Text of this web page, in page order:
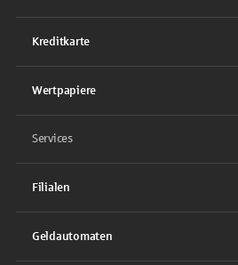
Kreditkarte
Wertpapiere
Services
Filialen
Geldautomaten